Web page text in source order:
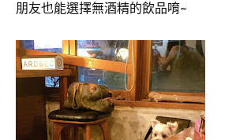
朋友也能選擇無酒精的飲品唷~